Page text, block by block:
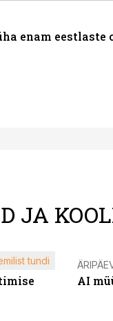
enam eestlaste
JA
tundi
AI